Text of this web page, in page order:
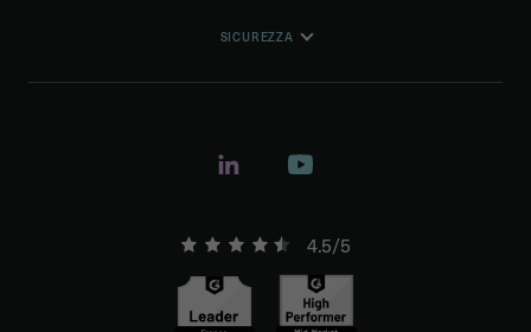
SICUREZZA
4.5/5